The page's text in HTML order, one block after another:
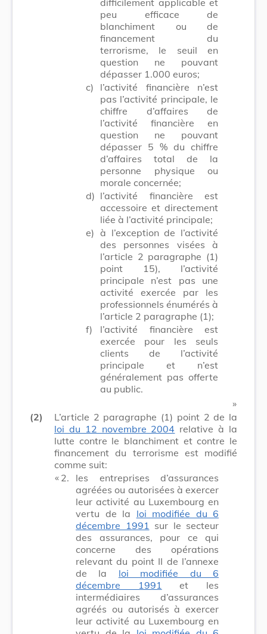
peu efficace de
blanchiment ou de
financement du
terrorisme, le seuil en
question ne pouvant
dépasser 1.000 euros;
c)
l’activité financière n’est
pas l’activité principale, le
chiffre d’affaires de
l’activité financière en
question ne pouvant
dépasser 5 % du chiffre
d’affaires total de la
personne physique ou
morale concernée;
d) l’activité financière est
accessoire et directement
liée à l’activité principale;
e) à l’exception de l’activité
des personnes visées à
l’article 2 paragraphe (1)
point 15), l’activité
principale n’est pas une
activité exercée par les
professionnels énumérés à
l’article 2 paragraphe (1);
f)
l’activité financière est
exercée pour les seuls
clients de l’activité
principale et n’est
généralement pas offerte
au public.
​ »
(2)
L’article 2 paragraphe (1) point 2 de la
loi du 12 novembre 2004 relative à la
lutte contre le blanchiment et contre le
financement du terrorisme est modifié
comme suit:
​ « 2.
les entreprises d’assurances
agréées ou autorisées à exercer
leur activité au Luxembourg en
vertu de la loi modifiée du 6
décembre 1991
sur le secteur
des assurances, pour ce qui
concerne des opérations
relevant du point II de l’annexe
de la loi modifiée du 6
décembre 1991
et les
intermédiaires d’assurances
agréés ou autorisés à exercer
leur activité au Luxembourg en